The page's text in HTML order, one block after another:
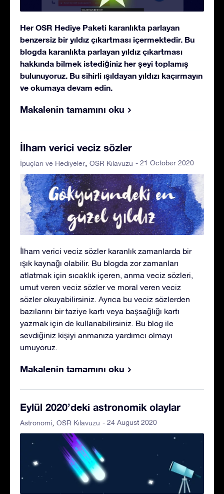
Her OSR Hediye Paketi karanlıkta parlayan
benzersiz bir yıldız çıkartması içermektedir. Bu
blogda karanlıkta parlayan yıldız çıkartması
hakkında bilmek istediğiniz her şeyi toplamış
bulunuyoruz. Bu sihirli ışıldayan yıldızı kaçırmayın
ve okumaya devam edin.
Makalenin tamamını oku
İlham verici veciz sözler
İpuçları ve Hediyeler OSR Kılavuzu - 21 October 2020
İlham verici veciz sözler karanlık zamanlarda bir
ışık kaynağı olabilir. Bu blogda zor zamanları
atlatmak için sıcaklık içeren, anma veciz sözleri,
umut veren veciz sözler ve moral veren veciz
sözler okuyabilirsiniz. Ayrıca bu veciz sözlerden
bazılarını bir taziye kartı veya başsağlığı kartı
yazmak için de kullanabilirsiniz. Bu blog ile
sevdiğiniz kişiyi anmanıza yardımcı olmayı
umuyoruz.
Makalenin tamamını oku
Eylül 2020’deki astronomik olaylar
Astronomi OSR Kılavuzu - 24 August 2020